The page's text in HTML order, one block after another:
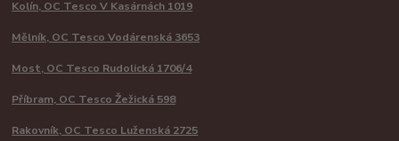
Kolín, OC Tesco V Kasárnách 1019
Mělník, OC Tesco Vodárenská 3653
Most, OC Tesco Rudolická 1706/4
Příbram, OC Tesco Žežická 598
Rakovník, OC Tesco Luženská 2725